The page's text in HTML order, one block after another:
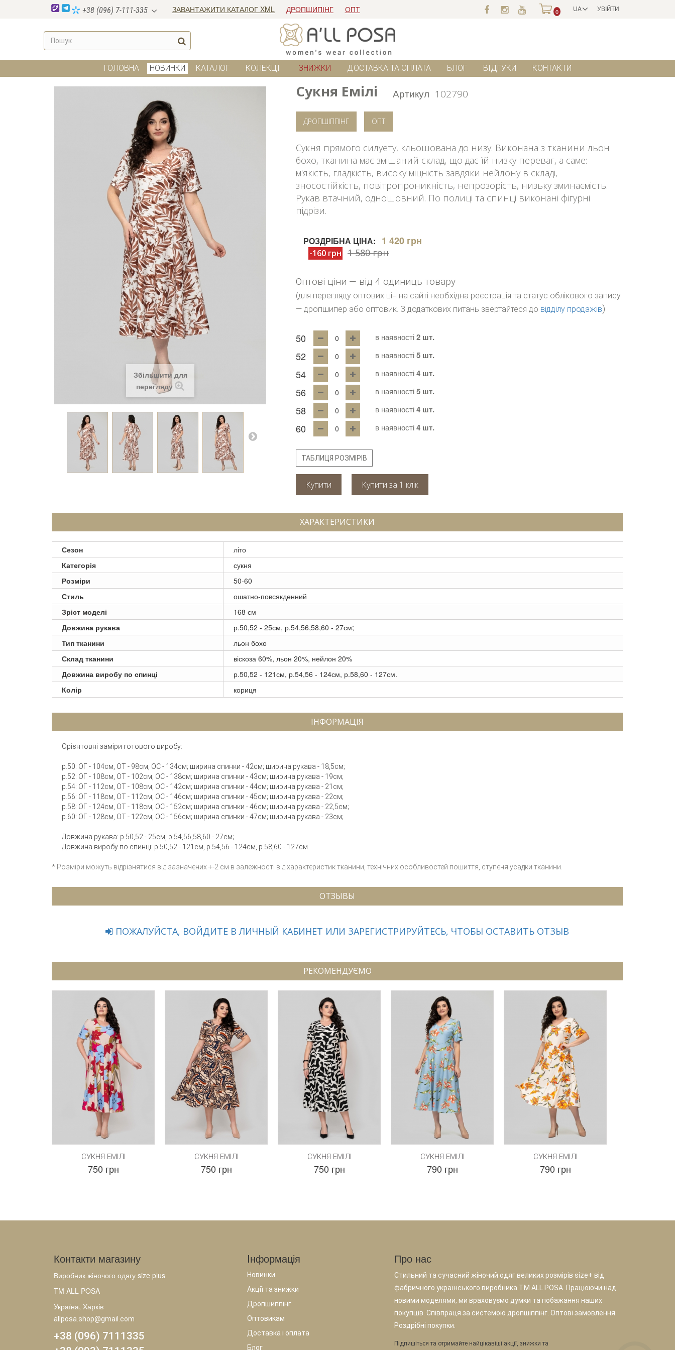
УВІЙТИ
UA
+38 (096) 7-111-335 ЗАВАНТАЖИТИ КАТАЛОГ XML ДРОПШИПІНГ ОПТ 0
ГОЛОВНА НОВИНКИ КАТАЛОГ КОЛЕКЦІЇ ЗНИЖКИ ДОСТАВКА ТА ОПЛАТА БЛОГ ВІДГУКИ КОНТАКТИ
Збільшити для
перегляду
Сукня Емілі Артикул 102790
ДРОПШІППІНГ ОПТ
Сукня прямого силуету, кльошована до низу. Виконана з тканини льон
бохо, тканина має змішаний склад, що дає їй низку переваг, а саме:
м'якість, гладкість, високу міцність завдяки нейлону в складі,
зносостійкість, повітропроникність, непрозорість, низьку зминаємість.
Рукав втачний, одношовний. По полиці та спинці виконані фігурні
підрізи.
РОЗДРІБНА ЦІНА: 1 420 грн
-160 грн 1 580 грн
Оптові ціни — від 4 одиниць товару
(для перегляду оптових цін на сайті необхідна реєстрація та статус облікового запису
— дропшипер або оптовик. З додаткових питань звертайтеся до відділу продажів)
50 в наявності 2 шт.
52 в наявності 5 шт.
54 в наявності 4 шт.
56 в наявності 5 шт.
58 в наявності 4 шт.
60 в наявності 4 шт.
ТАБЛИЦЯ РОЗМІРІВ
Купити
ХАРАКТЕРИСТИКИ
Сезон
літо
Категорія
сукня
Розміри
50-60
Стиль
ошатно-повсякденний
Зріст моделі
168 см
Довжина рукава
р.50,52 - 25см, р.54,56,58,60 - 27см;
Тип тканини
льон бохо
Склад тканини
віскоза 60%, льон 20%, нейлон 20%
Довжина виробу по спинці
р.50,52 - 121см, р.54,56 - 124см, р.58,60 - 127см.
Колір
кориця
ІНФОРМАЦІЯ
Орієнтовні заміри готового виробу:
р.50: ОГ - 104см, ОТ - 98см, ОС - 134см; ширина спинки - 42см; ширина рукава - 18,5см;
р.52: ОГ - 108см, ОТ - 102см, ОС - 138см; ширина спинки - 43см; ширина рукава - 19см;
р.54: ОГ - 112см, ОТ - 108см, ОС - 142см; ширина спинки - 44см; ширина рукава - 21см;
р.56: ОГ - 118см, ОТ - 112см, ОС - 146см; ширина спинки - 45см; ширина рукава - 22см;
р.58: ОГ - 124см, ОТ - 118см, ОС - 152см; ширина спинки - 46см; ширина рукава - 22,5см;
р.60: ОГ - 128см, ОТ - 122см, ОС - 156см; ширина спинки - 47см; ширина рукава - 23см;
Довжина рукава: р.50,52 - 25см, р.54,56,58,60 - 27см;
Довжина виробу по спинці: р.50,52 - 121см, р.54,56 - 124см, р.58,60 - 127см.
* Розміри можуть відрізнятися від зазначених +-2 см в залежності від характеристик тканини, технічних особливостей пошиття, ступеня усадки тканини.
ОТЗЫВЫ
ПОЖАЛУЙСТА, ВОЙДИТЕ В ЛИЧНЫЙ КАБИНЕТ ИЛИ ЗАРЕГИСТРИРУЙТЕСЬ, ЧТОБЫ ОСТАВИТЬ ОТЗЫВ
РЕКОМЕНДУЄМО
СУКНЯ ЕМІЛІ
750 грн
СУКНЯ ЕМІЛІ
750 грн
СУКНЯ ЕМІЛІ
750 грн
СУКНЯ ЕМІЛІ
790 грн
СУКНЯ ЕМІЛІ
790 грн
Контакти магазину
Виробник жіночого одягу size plus
TM ALL POSA
Україна, Харків
allposa.shop@gmail.com
+38 (096) 7111335
Iнформація
Новинки
Акції та знижки
Дропшиппінг
Оптовикам
Доставка і оплата
Блог
Про нас
Стильний та сучасний жіночий одяг великих розмірів size+ від
фабричного українського виробника TM ALL POSA. Працюючи над
новими моделями, ми враховуємо думки та побажання наших
покупців. Співпраця за системою дропшіппінг. Оптові замовлення.
Роздрібні покупки.
Підпишіться та отримайте найцікавіші акції, знижки та